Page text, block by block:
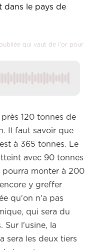
dans le pays de
qui vaut de l'or pour
120 tonnes de
Il faut savoir que
à 365 tonnes. Le
avec 90 tonnes
pourra monter à 200
y greffer
qu'on n'a pas
qui sera du
Sur l'usine, la
sera les deux tiers